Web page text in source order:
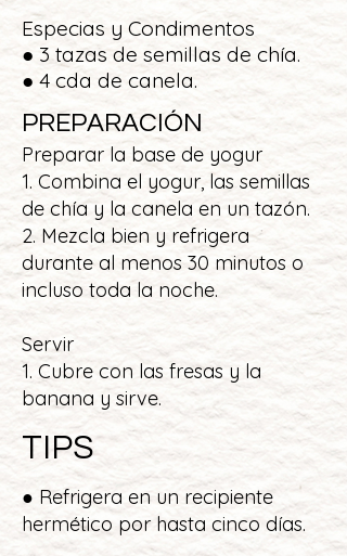
Especias y Condimentos
● 3 tazas de semillas de chía.
● 4 cda de canela.
PREPARACIÓN
Preparar la base de yogur
1. Combina el yogur, las semillas
de chía y la canela en un tazón.
2. Mezcla bien y refrigera
durante al menos 30 minutos o
incluso toda la noche.
Servir
1. Cubre con las fresas y la
banana y sirve.
TIPS
● Refrigera en un recipiente
hermético por hasta cinco días.